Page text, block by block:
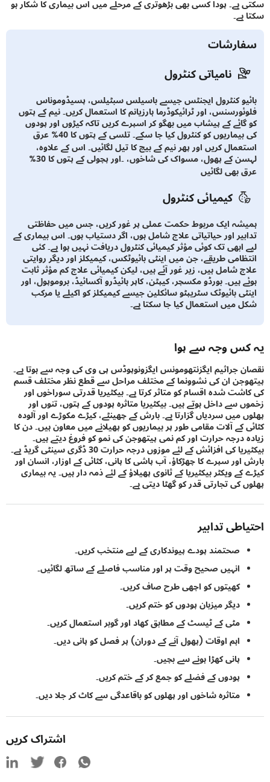
پودا کسی بھی بڑھوتری کے مرحلے میں اس بیماری کا شکار ہو
نامیاتی کنٹرول
کنٹرول ایجنٹس جیسے باسیلس سبٹیلس، پسیڈوموناس
اور ٹرائیکوڈرما ہارزیانم کا استعمال کریں۔ نیم کے پتوں
کے پیشاب میں بھگو کر اسپرے کریں تاکہ کیڑوں اور پودوں
کی بیماریوں کو کنٹرول کیا جا سکے۔ تلسی کے پتوں کا 40% عرق
کریں اور پھر نیم کے بیج کا تیل لگائیں۔ اس کے علاوہ،
لہسن کے پھول، مسواک کی شاخوں، ۔اور پچولی کے پتوں کا 30%
بھی لگائیں
کیمیائی کنٹرول
ایک مربوط حکمت عملی پر غور کریں، جس میں حفاظتی
اور حیاتیاتی علاج شامل ہوں، اگر دستیاب ہوں۔ اس بیماری کے
ابھی تک کوئی مؤثر کیمیائی کنٹرول دریافت نہیں ہوا ہے۔ کئی
طریقے، جن میں اینٹی بائیوٹکس، کیمیکلز اور دیگر روایتی
شامل ہیں، زیر غور آئے ہیں، لیکن کیمیائی علاج کم مؤثر ثابت
ہیں۔ بورڈو مکسچر، کیپٹن، کاپر ہائیڈرو آکسائیڈ، بروموپول، اور
بائیوٹک سٹریپٹو سائکلین جیسے کیمیکلز کو اکیلے یا مرکب
میں استعمال کیا جا سکتا ہے۔
وجہ سے ہوا
جراثیم ایگزنتھومونس ایگزونوپوڈس پی وی کی وجہ سے ہوتا ہے۔
ان کی نشوونما کے مختلف مراحل سے قطع نظر مختلف قسم
شدہ اقسام کو متاثر کرتا ہے۔ بیکٹیریا قدرتی سوراخوں اور
سے داخل ہوتے ہیں۔ بیکٹیریا متاثرہ پودوں کے پتوں، تنوں اور
میں سردیاں گزارتا ہے۔ بارش کے چھینٹے، کیڑے مکوڑے اور آلودہ
کے آلات مقامی طور پر بیماریوں کو پھیلانے میں معاون ہیں۔ دن کا
درجہ حرارت اور کم نمی پیتھوجن کی نمو کو فروغ دیتے ہیں۔
بیکٹیریا کی افزائش کے لئے موزوں درجہ حرارت 30 ڈگری سینٹی گریڈ ہے۔
سپرے کا چھڑکاؤ، آب پاشی کا پانی، کٹائی کے اوزار، انسان اور
ویکٹر بیکٹیریا کے ثانوی پھیلاؤ کے لئے ذمہ دار ہیں۔ یہ بیماری
کی تجارتی قدر کو گھٹا دیتی ہے۔
تدابیر
صحتمند پودے پیوندکاری کے لیے منتخب کریں۔
انہیں صحیح وقت پر اور مناسب فاصلے کے ساتھ لگائیں۔
کھیتوں کو اچھی طرح صاف کریں۔
دیگر میزبان پودوں کو ختم کریں۔
مٹی کے ٹیسٹ کے مطابق کھاد اور گوبر استعمال کریں۔
اہم اوقات (پھول آنے کے دوران) پر فصل کو پانی دیں۔
پانی کھڑا ہونے سے بچیں۔
پودوں کے فضلے کو جمع کر کے ختم کریں۔
متاثرہ شاخوں اور پھلوں کو باقاعدگی سے کاٹ کر جلا دیں۔
اشتراک کریں